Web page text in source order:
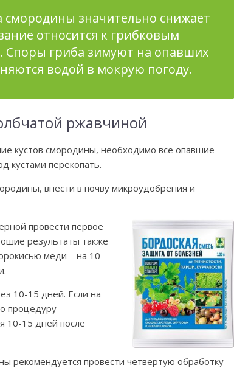
смородины значительно снижает
относится к грибковым
Споры гриба зимуют на опавших
водой в мокрую погоду.
ржавчиной
кустов смородины, необходимо все опавшие
кустами перекопать.
внести в почву микроудобрения и
провести первое
результаты также
меди – на 10
10-15 дней. Если на
процедуру
10-15 дней после
рекомендуется провести четвертую обработку –